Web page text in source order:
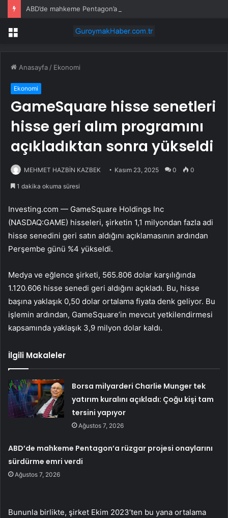
Menü
Anasayfa / Ekonomi
Ekonomi
GameSquare hisse senetleri
hisse geri alım programını
açıkladıktan sonra yükseldi
MEHMET HAZBİN KAZBEK Kasım 23, 2025 0 0
1 dakika okuma süresi
Investing.com — GameSquare Holdings Inc
(NASDAQ:GAME) hisseleri, şirketin 1,1 milyondan fazla adi
hisse senedini geri satın aldığını açıklamasının ardından
Perşembe günü %4 yükseldi.
Medya ve eğlence şirketi, 565.806 dolar karşılığında
1.120.606 hisse senedi geri aldığını açıkladı. Bu, hisse
başına yaklaşık 0,50 dolar ortalama fiyata denk geliyor. Bu
işlemin ardından, GameSquare’in mevcut yetkilendirmesi
kapsamında yaklaşık 3,9 milyon dolar kaldı.
İlgili Makaleler
Borsa milyarderi Charlie Munger tek
yatırım kuralını açıkladı: Çoğu kişi tam
tersini yapıyor
Ağustos 7, 2026
ABD’de mahkeme Pentagon’a rüzgar projesi onaylarını
sürdürme emri verdi
Ağustos 7, 2026
Bununla birlikte, şirket Ekim 2023’ten bu yana ortalama